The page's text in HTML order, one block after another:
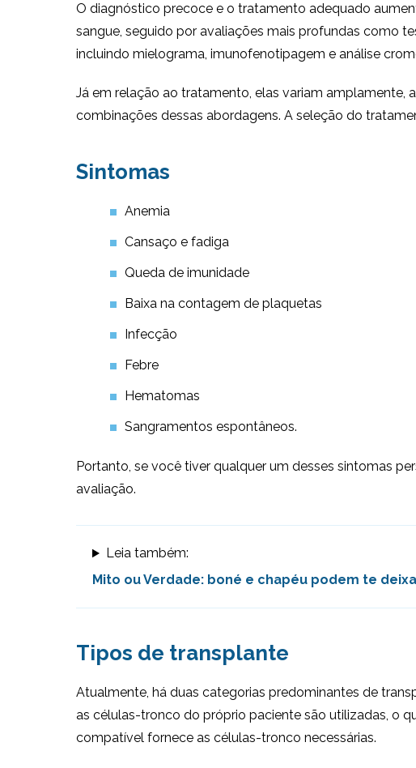
O diagnóstico precoce e o tratamento adequado
sangue, seguido por avaliações mais profundas como
incluindo mielograma, imunofenotipagem e análise
Já em relação ao tratamento, elas variam amplamente,
combinações dessas abordagens. A seleção do
Sintomas
Anemia
Cansaço e fadiga
Queda de imunidade
Baixa na contagem de plaquetas
Infecção
Febre
Hematomas
Sangramentos espontâneos.
Portanto, se você tiver qualquer um desses sintomas
avaliação.
Leia também:
Mito ou Verdade: boné e chapéu podem te
Tipos de transplante
Atualmente, há duas categorias predominantes de
as células-tronco do próprio paciente são utilizadas, o
compatível fornece as células-tronco necessárias.